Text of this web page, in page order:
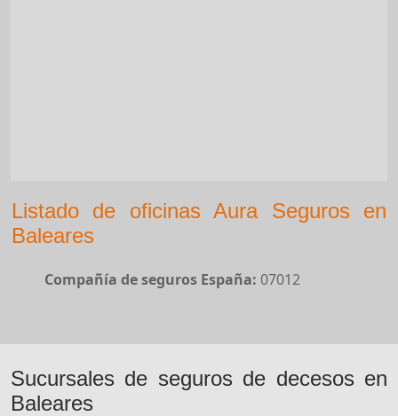
Listado de oficinas Aura Seguros en
Baleares
Compañía de seguros España: 07012
Sucursales de seguros de decesos en
Baleares